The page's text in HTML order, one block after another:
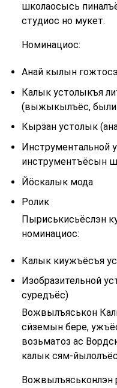
школаосысь
студиос но мукет.
Номинациос:
Анай кылын
Калык устолыкъя
(выжыкылъёс,
Кырӟан устолык
Инструментальной
инструментъёсын
Йӧскалык мода
Ролик
Пыриськисьёслэн
номинациос:
Калык киужъёсъя
Изобразительной
суредъёс)
Вожвылъяськон
сӥземын бере,
возьматоз ас
калык сям-
Вожвылъяськонлэн